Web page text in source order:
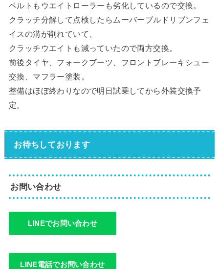
ベルトもウエイトローラーも劣化しているので交換。
クラッチ分解して点検したらムーバーブルドリブンフェ
イスの溝が削れていて、
クラッチウエイトも減っていたので両方交換。
前後タイヤ、フォークブーツ、フロントブレーキシュー
交換、マフラー塗装。
整備はほぼ終わりなので明日試乗してから外装交換予
定。
お待ちしております
お問い合わせ
LINEでお問い合わせ
LINE電話でお問い合わせ